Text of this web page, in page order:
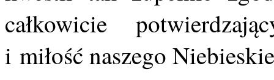
całkowicie
i miłość naszego